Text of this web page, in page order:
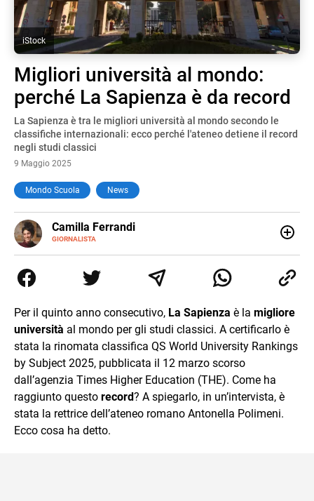
iStock
Migliori università al mondo:
perché La Sapienza è da record
La Sapienza è tra le migliori università al mondo secondo le
classifiche internazionali: ecco perché l'ateneo detiene il record
negli studi classici
9 Maggio 2025
Mondo Scuola News
Camilla Ferrandi
GIORNALISTA
E-
MAIL
LINKEDIN
di trasformare la passione per la scrittura in un lavoro, e
da lì non mi sono più fermata. L’attualità è il mio pane
mente.
Per il quinto anno consecutivo, La Sapienza è la migliore
università al mondo per gli studi classici. A certificarlo è
stata la rinomata classifica QS World University Rankings
by Subject 2025, pubblicata il 12 marzo scorso
dall’agenzia Times Higher Education (THE). Come ha
raggiunto questo record? A spiegarlo, in un’intervista, è
stata la rettrice dell’ateneo romano Antonella Polimeni.
Ecco cosa ha detto.